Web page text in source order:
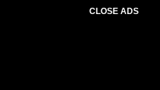
CLOSE ADS